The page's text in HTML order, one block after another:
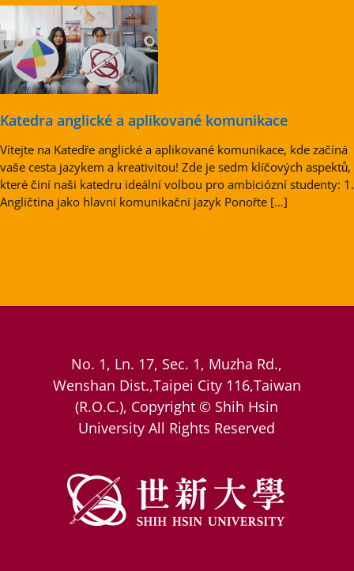
Katedra anglické a aplikované komunikace
Vítejte na Katedře anglické a aplikované komunikace, kde začíná
vaše cesta jazykem a kreativitou! Zde je sedm klíčových aspektů,
které činí naši katedru ideální volbou pro ambiciózní studenty: 1.
Angličtina jako hlavní komunikační jazyk Ponořte […]
No. 1, Ln. 17, Sec. 1, Muzha Rd.,
Wenshan Dist.,Taipei City 116,Taiwan
(R.O.C.), Copyright © Shih Hsin
University All Rights Reserved